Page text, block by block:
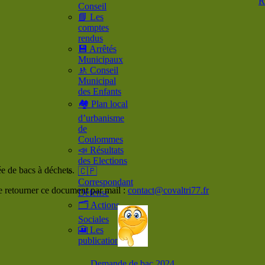
Conseil
📘 Les
comptes
rendus
💾 Arrêtés
Municipaux
🚸 Conseil
Municipal
des Enfants
🏘️ Plan local
d’urbanisme
de
Coulommes
📣 Résultats
des Elections
🇨🇵
Correspondant
Défense
🗂️ Actions
Sociales
🎦 Les
publications
de bacs à déchets.
ce document par mail : contact@covaltri77.fr